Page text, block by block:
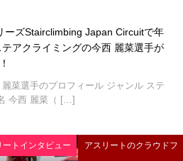
ーズStairclimbing Japan Circuitで年
アクライミングの今西 麗菜選手が
菜選手のプロフィール ジャンル ステ
今西 麗菜（ […]
ートインタビュー アスリートのクラウドフ